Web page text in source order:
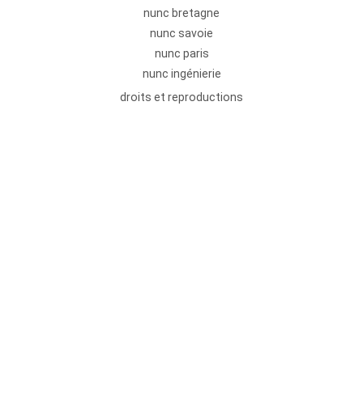
nunc bretagne
nunc savoie
nunc paris
nunc ingénierie
droits et reproductions